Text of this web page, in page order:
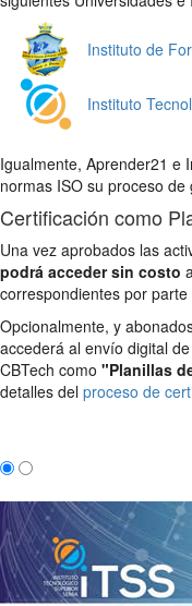
Instituto de
Instituto
Igualmente, Aprender21 e
normas ISO su proceso
Certificación como
Una vez aprobados las
podrá acceder sin costo
correspondientes por
Opcionalmente, y
accederá al envío digital
CBTech como "Planillas
detalles del proceso de